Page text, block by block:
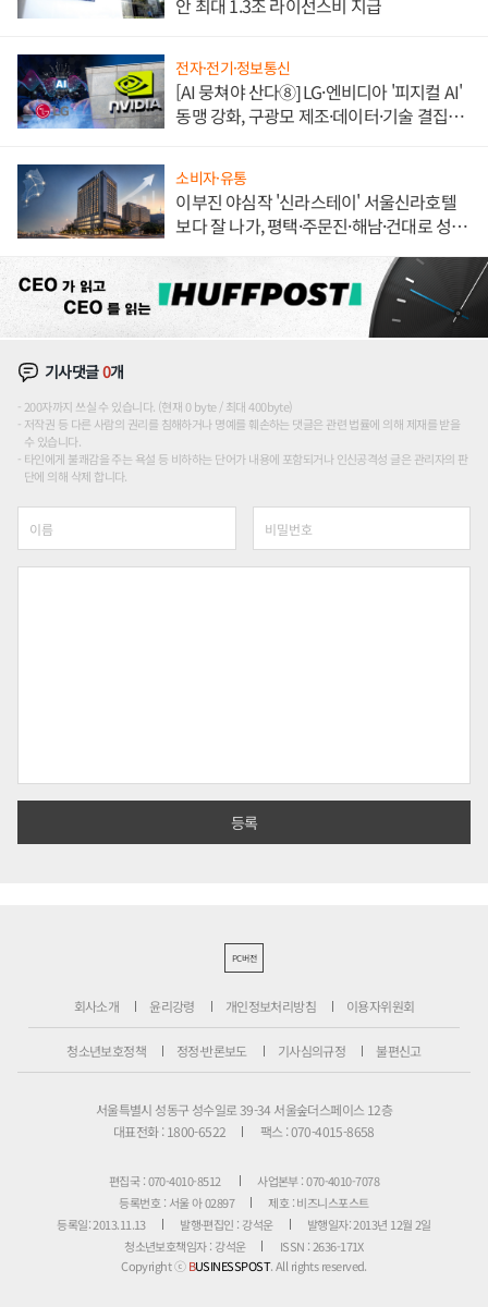
안 최대 1.3조 라이선스비 지급
전자·전기·정보통신
[AI 뭉쳐야 산다⑧] LG·엔비디아 '피지컬 AI'
동맹 강화, 구광모 제조·데이터·기술 결집
소비자·유통
이부진 야심작 '신라스테이' 서울신라호텔
보다 잘 나가, 평택·주문진·해남·건대로 성
기사댓글0개
200자까지 쓰실 수 있습니다. (현재 0 byte / 최대 400byte)
저작권 등 다른 사람의 권리를 침해하거나 명예를 훼손하는 댓글은 관련 법률에 의해 제재를 받을
수 있습니다.
타인에게 불쾌감을 주는 욕설 등 비하하는 단어가 내용에 포함되거나 인신공격성 글은 관리자의 판
단에 의해 삭제 합니다.
PC버전
회사소개 윤리강령 개인정보처리방침 이용자위원회
청소년보호정책 정정·반론보도 기사심의규정 불편신고
서울특별시 성동구 성수일로 39-34 서울숲더스페이스 12층
대표전화 : 1800-6522
팩스 : 070-4015-8658
편집국 : 070-4010-8512
사업본부 : 070-4010-7078
등록번호 : 서울 아 02897
제호 : 비즈니스포스트
등록일: 2013.11.13
발행·편집인 : 강석운
발행일자: 2013년 12월 2일
청소년보호책임자 : 강석운
ISSN : 2636-171X
Copyright ⓒBUSINESSPOST. All rights reserved.